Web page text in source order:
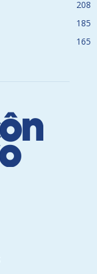
208
185
165